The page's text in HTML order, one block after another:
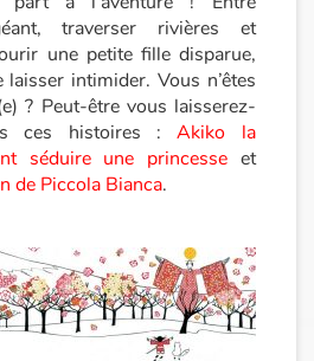
reines et dragons
aventure
traverser rivières et
une petite fille disparue,
intimider. Vous n’êtes
? Peut-être vous laisserez-
ces histoires :Akiko la
séduire une princesseet
de Piccola Bianca.